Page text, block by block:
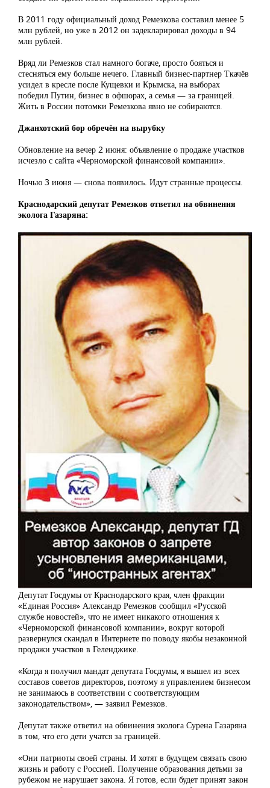
В 2011 году официальный доход Ремезкова составил менее 5
млн рублей, но уже в 2012 он задекларировал доходы в 94
млн рублей.
Вряд ли Ремезков стал намного богаче, просто бояться и
стесняться ему больше нечего. Главный бизнес-партнер Ткачёв
усидел в кресле после Кущевки и Крымска, на выборах
победил Путин, бизнес в офшорах, а семья — за границей.
Жить в России потомки Ремезкова явно не собираются.
Джанхотский бор обречён на вырубку
Обновление на вечер 2 июня: объявление о продаже участков
исчезло с сайта «Черноморской финансовой компании».
Ночью 3 июня — снова появилось. Идут странные процессы.
Краснодарский депутат Ремезков ответил на обвинения
эколога Газаряна:
Депутат Госдумы от Краснодарского края, член фракции
«Единая Россия» Александр Ремезков сообщил «Русской
службе новостей», что не имеет никакого отношения к
«Черноморской финансовой компании», вокруг которой
развернулся скандал в Интернете по поводу якобы незаконной
продажи участков в Геленджике.
«Когда я получил мандат депутата Госдумы, я вышел из всех
составов советов директоров, поэтому я управлением бизнесом
не занимаюсь в соответствии с соответствующим
законодательством», — заявил Ремезков.
Депутат также ответил на обвинения эколога Сурена Газаряна
в том, что его дети учатся за границей.
«Они патриоты своей страны. И хотят в будущем связать свою
жизнь и работу с Россией. Получение образования детьми за
рубежом не нарушает закона. Я готов, если будет принят закон